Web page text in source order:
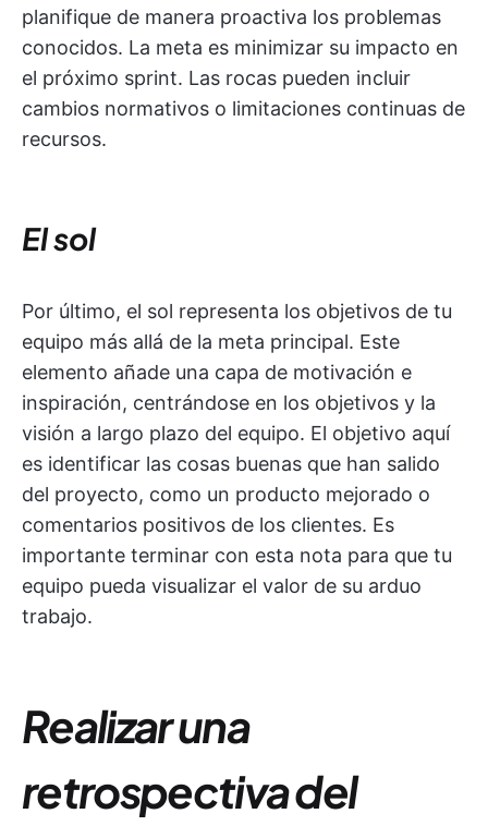
planifique de manera proactiva los problemas
conocidos. La meta es minimizar su impacto en
el próximo sprint. Las rocas pueden incluir
cambios normativos o limitaciones continuas de
recursos.
El sol
Por último, el sol representa los objetivos de tu
equipo más allá de la meta principal. Este
elemento añade una capa de motivación e
inspiración, centrándose en los objetivos y la
visión a largo plazo del equipo. El objetivo aquí
es identificar las cosas buenas que han salido
del proyecto, como un producto mejorado o
comentarios positivos de los clientes. Es
importante terminar con esta nota para que tu
equipo pueda visualizar el valor de su arduo
trabajo.
Realizar una
retrospectiva del